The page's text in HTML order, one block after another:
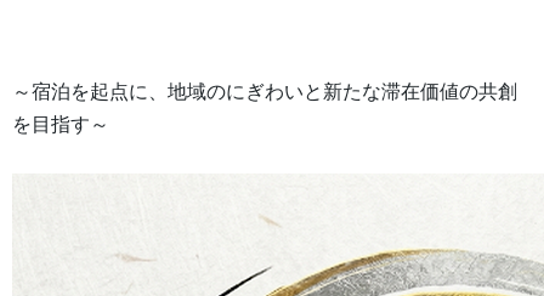
～宿泊を起点に、地域のにぎわいと新たな滞在価値の共創
を目指す～